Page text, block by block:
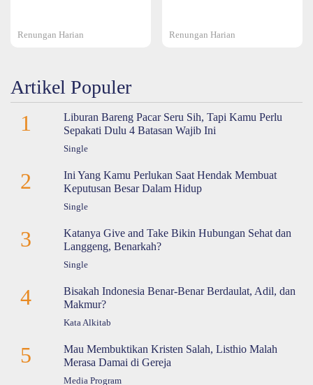
Renungan Harian Renungan Harian
Artikel Populer
1
Liburan Bareng Pacar Seru Sih, Tapi Kamu Perlu
Sepakati Dulu 4 Batasan Wajib Ini
Single
2
Ini Yang Kamu Perlukan Saat Hendak Membuat
Keputusan Besar Dalam Hidup
Single
3
Katanya Give and Take Bikin Hubungan Sehat dan
Langgeng, Benarkah?
Single
4
Bisakah Indonesia Benar-Benar Berdaulat, Adil, dan
Makmur?
Kata Alkitab
5
Mau Membuktikan Kristen Salah, Listhio Malah
Merasa Damai di Gereja
Media Program